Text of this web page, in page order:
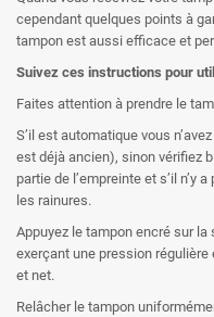
cependant quelques points à
tampon est aussi efficace et
Suivez ces instructions pour
Faites attention à prendre le
S’il est automatique vous
est déjà ancien), sinon vérifiez
partie de l’empreinte et s’il n’y
les rainures.
Appuyez le tampon encré sur
exerçant une pression
et net.
Relâcher le tampon